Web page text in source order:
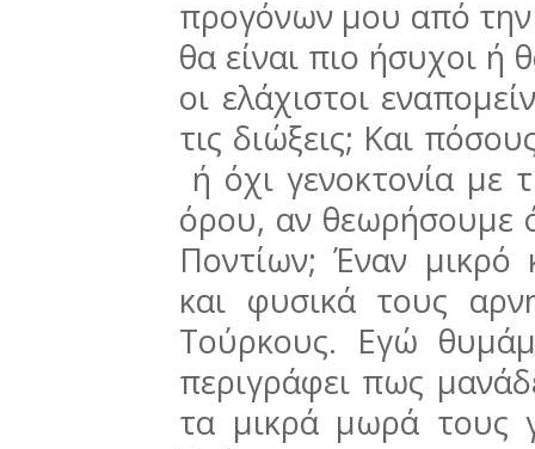
προγόνων μου από
θα είναι πιο ήσυχοι ή
οι ελάχιστοι
τις διώξεις; Και
ή όχι γενοκτονία με
όρου, αν θεωρήσουμε
Ποντίων; Έναν μικρό
και φυσικά τους
Τούρκους. Εγώ
περιγράφει πως
τα μικρά μωρά τους